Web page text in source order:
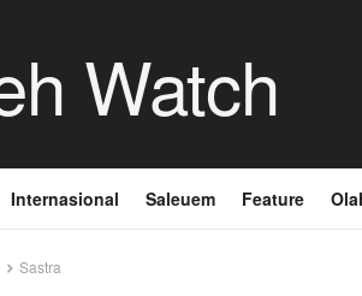
Internasional Saleuem Feature
Sastra